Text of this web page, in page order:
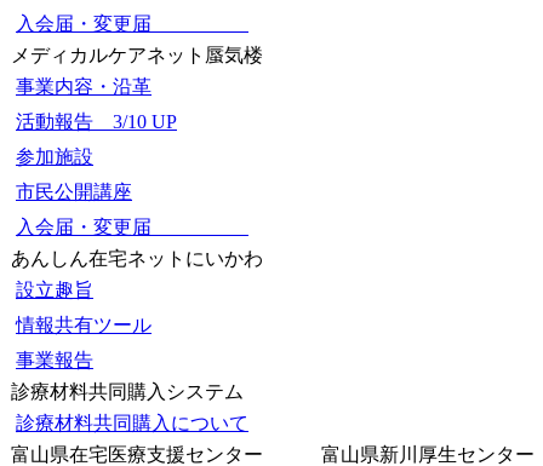
入会届・変更届
メディカルケアネット蜃気楼
事業内容・沿革
活動報告 3/10 UP
参加施設
市民公開講座
入会届・変更届
あんしん在宅ネットにいかわ
設立趣旨
情報共有ツール
事業報告
診療材料共同購入システム
診療材料共同購入について
富山県在宅医療支援センター 富山県新川厚生センター